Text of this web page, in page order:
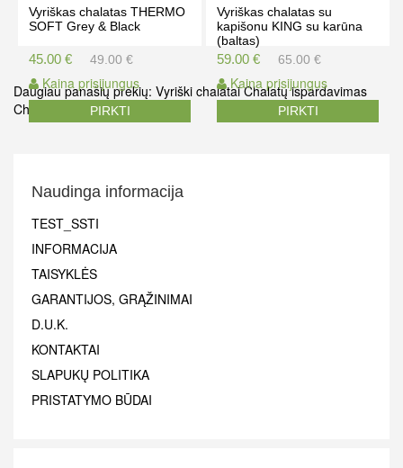
Vyriškas chalatas THERMO
SOFT Grey & Black
45.00 €
Kaina prisijungus
49.00 €
PIRKTI
Vyriškas chalatas su
kapišonu KING su karūna
(baltas)
59.00 €
Kaina prisijungus
65.00 €
PIRKTI
Daugiau panašių prekių: Vyriški chalatai Chalatų ispardavimas
Chalatas su kapišonu
Naudinga informacija
TEST_SSTI
INFORMACIJA
TAISYKLĖS
GARANTIJOS, GRĄŽINIMAI
D.U.K.
KONTAKTAI
SLAPUKŲ POLITIKA
PRISTATYMO BŪDAI